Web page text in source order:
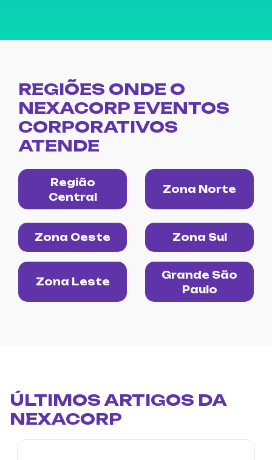
REGIÕES ONDE O
NEXACORP EVENTOS
CORPORATIVOS
ATENDE
Região
Central
Zona Norte
Zona Oeste Zona Sul
Zona Leste
Grande São
Paulo
ÚLTIMOS ARTIGOS DA
NEXACORP